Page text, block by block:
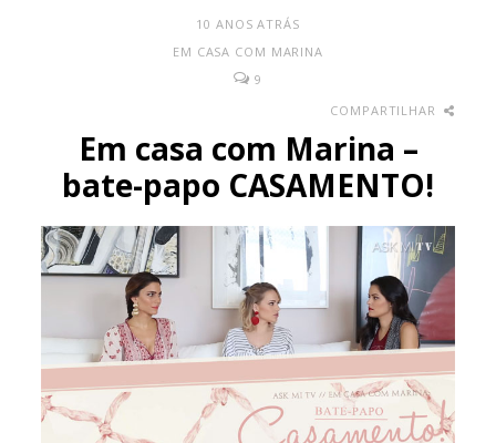
10 ANOS ATRÁS
EM CASA COM MARINA
9
COMPARTILHAR
Em casa com Marina –
bate-papo CASAMENTO!